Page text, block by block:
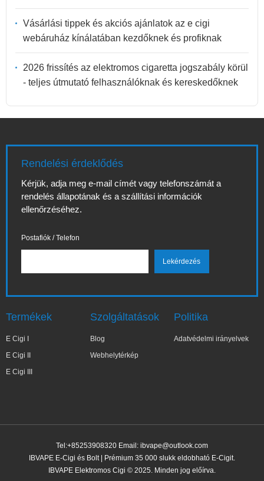
Vásárlási tippek és akciós ajánlatok az e cigi
webáruház kínálatában kezdőknek és profiknak
2026 frissítés az elektromos cigaretta jogszabály körül
- teljes útmutató felhasználóknak és kereskedőknek
Rendelési érdeklődés
Kérjük, adja meg e-mail címét vagy telefonszámát a
rendelés állapotának és a szállítási információk
ellenőrzéséhez.
Postafiók / Telefon
Termékek
E Cigi I
E Cigi II
E Cigi III
Szolgáltatások
Blog
Webhelytérkép
Politika
Adatvédelmi irányelvek
Tel:+85253908320 Email: ibvape@outlook.com
IBVAPE E-Cigi és Bolt | Prémium 35 000 slukk eldobható E-Cigit.
IBVAPE Elektromos Cigi © 2025. Minden jog előírva.
✕
Zo***ia